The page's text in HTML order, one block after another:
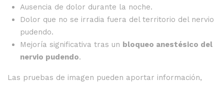
Ausencia de dolor durante la noche.
Dolor que no se irradia fuera del territorio del nervio
pudendo.
Mejoría significativa tras un bloqueo anestésico del
nervio pudendo.
Las pruebas de imagen pueden aportar información,